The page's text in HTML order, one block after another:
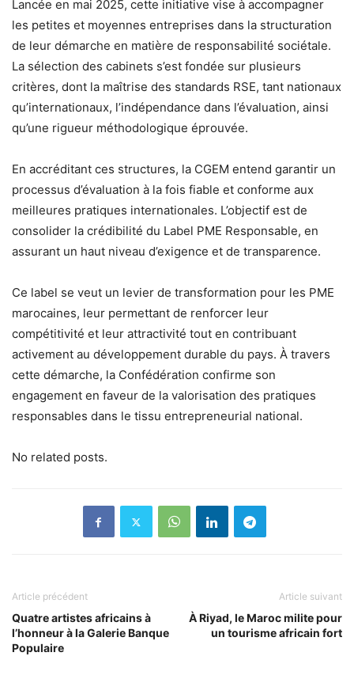
Lancée en mai 2025, cette initiative vise à accompagner
les petites et moyennes entreprises dans la structuration
de leur démarche en matière de responsabilité sociétale.
La sélection des cabinets s’est fondée sur plusieurs
critères, dont la maîtrise des standards RSE, tant nationaux
qu’internationaux, l’indépendance dans l’évaluation, ainsi
qu’une rigueur méthodologique éprouvée.
En accréditant ces structures, la CGEM entend garantir un
processus d’évaluation à la fois fiable et conforme aux
meilleures pratiques internationales. L’objectif est de
consolider la crédibilité du Label PME Responsable, en
assurant un haut niveau d’exigence et de transparence.
Ce label se veut un levier de transformation pour les PME
marocaines, leur permettant de renforcer leur
compétitivité et leur attractivité tout en contribuant
activement au développement durable du pays. À travers
cette démarche, la Confédération confirme son
engagement en faveur de la valorisation des pratiques
responsables dans le tissu entrepreneurial national.
No related posts.
Article précédent
Quatre artistes africains à
l’honneur à la Galerie Banque
Populaire
Article suivant
À Riyad, le Maroc milite pour
un tourisme africain fort